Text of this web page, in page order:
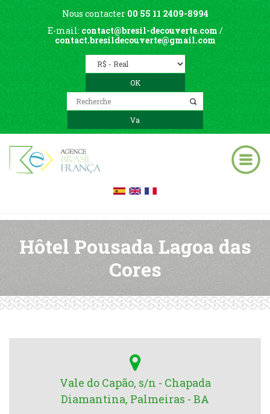
Nous contacter 00 55 11 2409-8994
E-mail: contact@bresil-decouverte.com /
contact.bresildecouverte@gmail.com
Hôtel Pousada Lagoa das
Cores
Vale do Capão, s/n - Chapada
Diamantina, Palmeiras - BA